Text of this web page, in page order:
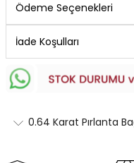
Ödeme Seçenekleri
İade Koşulları
0.64 Karat Pırlanta